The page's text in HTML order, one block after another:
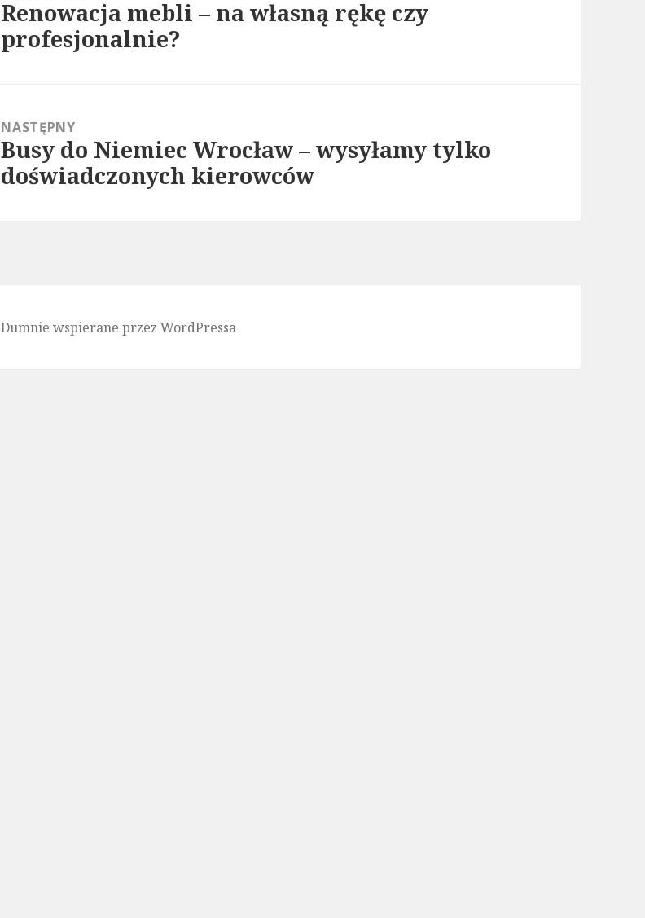
Poprzedni
wpis:
Renowacja mebli – na własną rękę czy
profesjonalnie?
NASTĘPNY
Następny
wpis:
Busy do Niemiec Wrocław – wysyłamy tylko
doświadczonych kierowców
Dumnie wspierane przez WordPressa